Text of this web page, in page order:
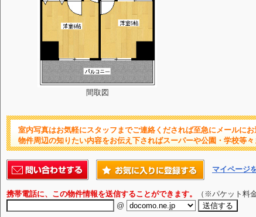
間取図
室内写真はお気軽にスタッフまでご連絡くだされば至急にメールにお
物件周辺の知りたい内容をお伝え下さればスーパーや公園・学校等
マイページ
携帯電話に、この物件情報を送信することができます。
（※パケット料
@